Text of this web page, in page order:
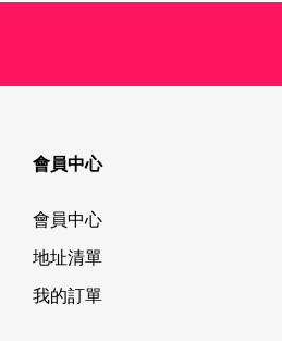
會員中心
會員中心
地址清單
我的訂單